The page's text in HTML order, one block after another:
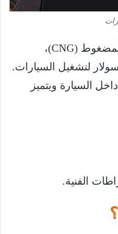
غاز السيارات هو الغاز الطبيعي المضغوط (CNG)،
لتشغيل السيارات.
السيارة ويتميز
الفنية.